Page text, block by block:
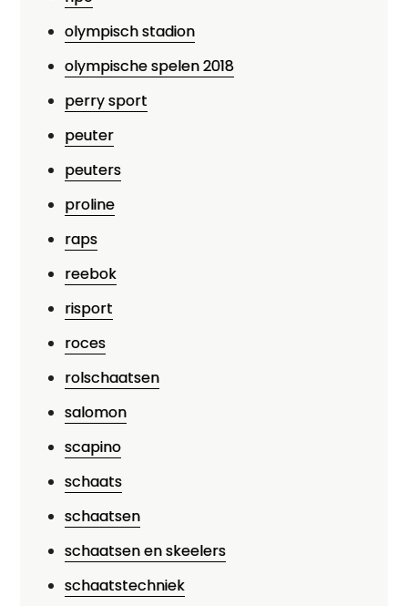
olympisch stadion
olympische spelen 2018
perry sport
peuter
peuters
proline
raps
reebok
risport
roces
rolschaatsen
salomon
scapino
schaats
schaatsen
schaatsen en skeelers
schaatstechniek